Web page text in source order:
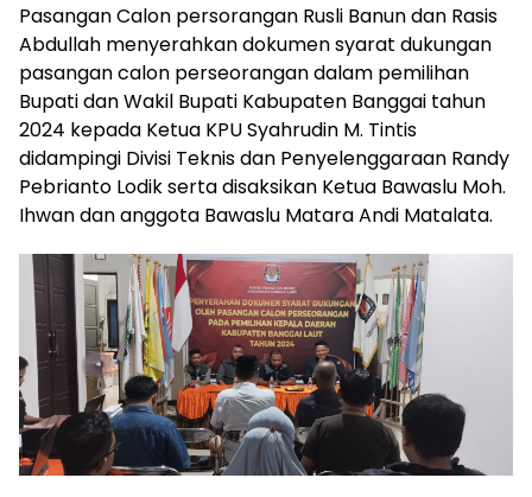
Pasangan Calon persorangan Rusli Banun dan Rasis
Abdullah menyerahkan dokumen syarat dukungan
pasangan calon perseorangan dalam pemilihan
Bupati dan Wakil Bupati Kabupaten Banggai tahun
2024 kepada Ketua KPU Syahrudin M. Tintis
didampingi Divisi Teknis dan Penyelenggaraan Randy
Pebrianto Lodik serta disaksikan Ketua Bawaslu Moh.
Ihwan dan anggota Bawaslu Matara Andi Matalata.